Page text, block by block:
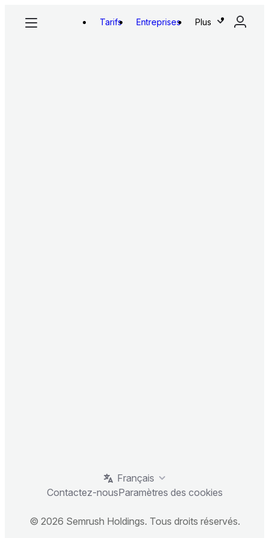
Tarifs Entreprises Plus
Français
Contactez-nousParamètres des cookies
© 2026 Semrush Holdings. Tous droits réservés.